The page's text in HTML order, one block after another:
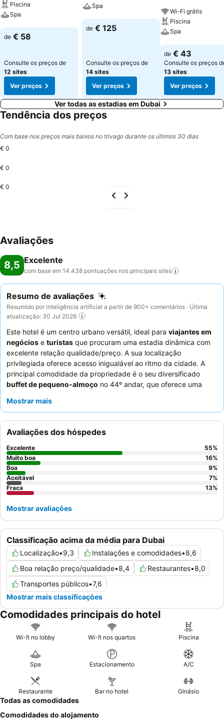
Piscina
Spa
Ver preços
de € 58
Consulte os preços de
12 sites
Ver preços
Spa
Ver preços
de € 125
Consulte os preços de
14 sites
Ver preços
Wi-Fi grátis
Piscina
Spa
Ver preços
de € 43
Consulte os preços
13 sites
Ver preços
Ver todas as estadias em Dubai
Tendência dos preços
Com base nos preços mais baixos no trivago durante os últimos 30 dias
€ 0
€ 0
€ 0
Avaliações
8,5 Excelente
com base em 14.438 pontuações nos principais sites
Resumo de avaliações
Resumido por inteligência artificial a partir de 900+ comentários · Última
atualização: 30 Jul 2026
Este hotel é um centro urbano versátil, ideal para viajantes em
negócios e turistas que procuram uma estadia dinâmica com
excelente relação qualidade/preço. A sua localização
privilegiada oferece acesso inigualável ao ritmo da cidade. A
principal comodidade da propriedade é o seu diversificado
buffet de pequeno-almoço no 44º andar, que oferece uma
panorâmicas. Os hóspedes elogiam consistentemente os
variados menus dos restaurantes do hotel. Para uma
experiência mais tranquila e maior conforto, considere reservar
um quarto num
clube
no piso 47
Mostrar mais
Classificação acima da média para Dubai
Localização•9,3 Instalações e comodidades•8,6
Boa relação preço/qualidade•8,4 Restaurantes•8,0
Transportes públicos•7,6
Mostrar mais classificações
Avaliações dos hóspedes
Excelente 55%
Muito boa
16%
Boa
9%
Aceitável
7%
Fraca
13%
Mostrar avaliações
Comodidades principais do hotel
Wi-fi no lobby Wi-fi nos quartos Piscina
Spa Estacionamento A/C
Restaurante Bar no hotel Ginásio
Todas as comodidades
Comodidades do alojamento